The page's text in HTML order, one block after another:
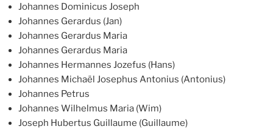
Johannes Dominicus Joseph
Johannes Gerardus (Jan)
Johannes Gerardus Maria
Johannes Gerardus Maria
Johannes Hermannes Jozefus (Hans)
Johannes Michaël Josephus Antonius (Antonius)
Johannes Petrus
Johannes Wilhelmus Maria (Wim)
Joseph Hubertus Guillaume (Guillaume)